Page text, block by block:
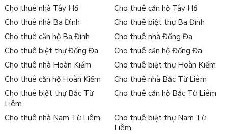
Cho thuê nhà Tây Hồ
Cho thuê căn hộ Tây Hồ
Cho thuê nhà Ba Đình
Cho thuê biệt thự Ba Đình
Cho thuê căn hộ Ba Đình
Cho thuê nhà Đống Đa
Cho thuê biệt thự Đống Đa
Cho thuê căn hộ Đống Đa
Cho thuê nhà Hoàn Kiếm
Cho thuê biệt thự Hoàn Kiếm
Cho thuê căn hộ Hoàn Kiếm
Cho thuê nhà Bắc Từ Liêm
Cho thuê biệt thự Bắc Từ
Liêm
Cho thuê căn hộ Bắc Từ Liêm
Cho thuê nhà Nam Từ Liêm
Cho thuê biệt thự Nam Từ
Liêm